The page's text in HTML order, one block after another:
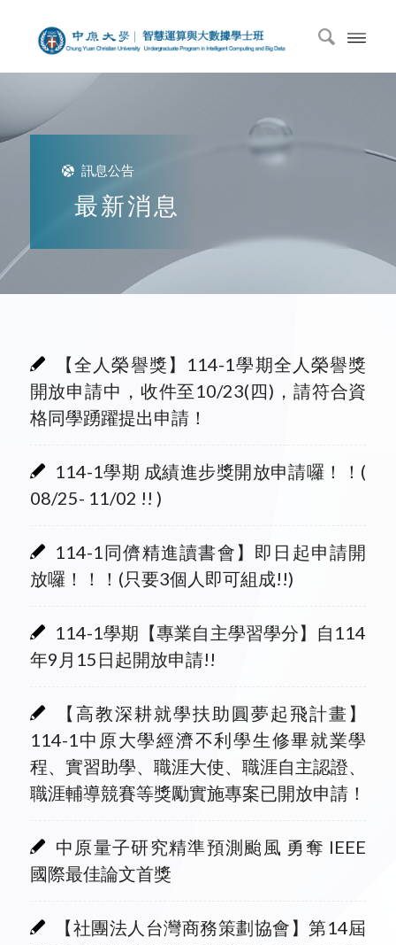
訊息公告
最新消息
【全人榮譽獎】114-1學期全人榮譽獎
開放申請中，收件至10/23(四)，請符合資
格同學踴躍提出申請！
114-1學期 成績進步獎開放申請囉！！(
08/25- 11/02 !! )
114-1同儕精進讀書會】即日起申請開
放囉！！！(只要3個人即可組成!!)
114-1學期【專業自主學習學分】自114
年9月15日起開放申請!!
【高教深耕就學扶助圓夢起飛計畫】
114-1中原大學經濟不利學生修畢就業學
程、實習助學、職涯大使、職涯自主認證、
職涯輔導競賽等獎勵實施專案已開放申請！
中原量子研究精準預測颱風 勇奪 IEEE
國際最佳論文首獎
【社團法人台灣商務策劃協會】第14屆